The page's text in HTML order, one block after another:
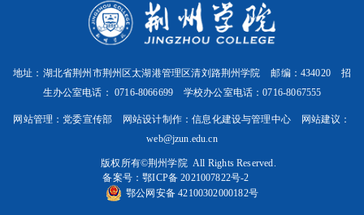
地址：湖北省荆州市荆州区太湖港管理区清刘路荆州学院 邮编：434020 招
生办公室电话： 0716-8066699 学校办公室电话：0716-8067555
网站管理：党委宣传部 网站设计制作：信息化建设与管理中心 网站建议：
web@jzun.edu.cn
版权所有©️荆州学院 All Rights Reserved.
备案号：鄂ICP备 2021007822号-2
鄂公网安备 42100302000182号